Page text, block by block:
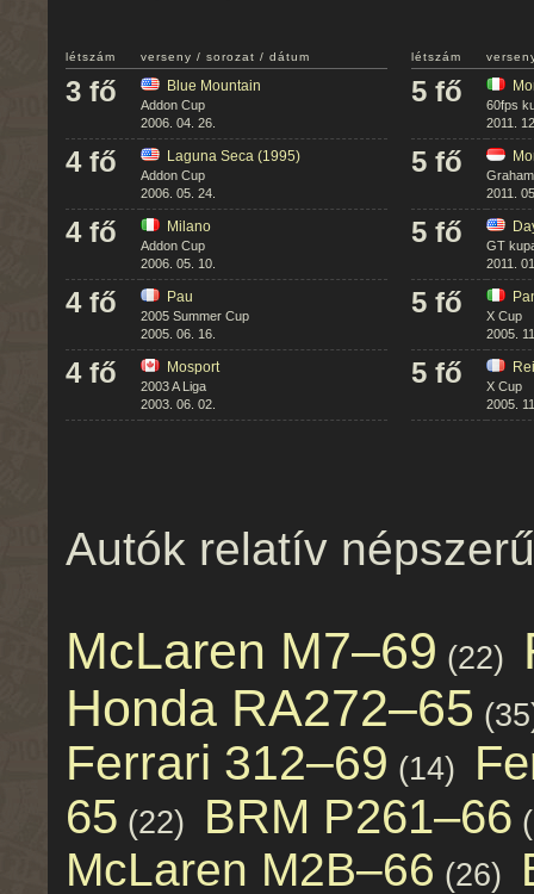
létszám verseny / sorozat / dátum
3 fő Blue Mountain
Addon Cup
2006. 04. 26.
4 fő Laguna Seca (1995)
Addon Cup
2006. 05. 24.
4 fő Milano
Addon Cup
2006. 05. 10.
4 fő Pau
2005 Summer Cup
2005. 06. 16.
4 fő Mosport
2003 A Liga
2003. 06. 02.
létszám
5 fő
60fps
2011.
5 fő
2011.
5 fő
GT
2011.
5 fő
X Cup
2005.
5 fő
X Cup
2005.
Autók relatív
McLaren M7–69 (22)
Honda RA272–65
Ferrari 312–69 (14)
65 (22) BRM P261–66
McLaren M2B–66 (26)